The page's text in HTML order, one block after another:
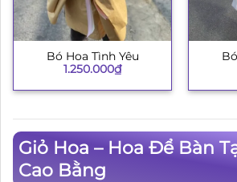
Bó Hoa Tình Yêu
1.250.000₫
Giỏ Hoa – Hoa Để Bàn
Cao Bằng